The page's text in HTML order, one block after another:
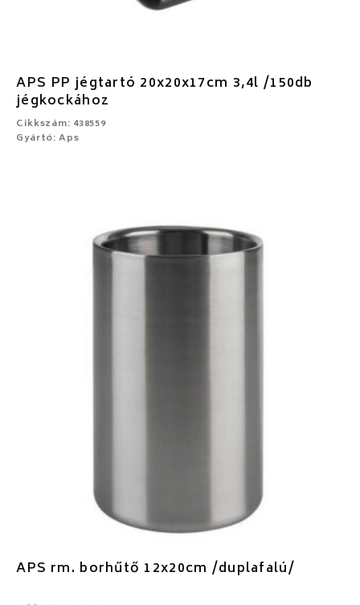
APS PP jégtartó 20x20x17cm 3,4l /150db
jégkockához
Cikkszám: 438559
Gyártó: Aps
APS rm. borhűtő 12x20cm /duplafalú/